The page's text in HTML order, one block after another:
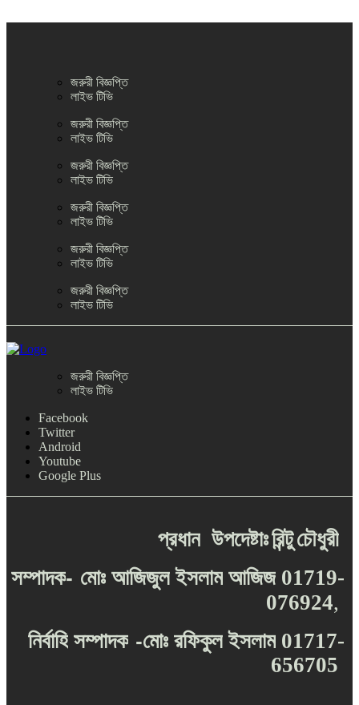
জরুরী বিজ্ঞপ্তি
লাইভ টিভি
জরুরী বিজ্ঞপ্তি
লাইভ টিভি
জরুরী বিজ্ঞপ্তি
লাইভ টিভি
জরুরী বিজ্ঞপ্তি
লাইভ টিভি
জরুরী বিজ্ঞপ্তি
লাইভ টিভি
জরুরী বিজ্ঞপ্তি
লাইভ টিভি
জরুরী বিজ্ঞপ্তি
লাইভ টিভি
Facebook
Twitter
Android
Youtube
Google Plus
প্রধান উপদেষ্টাঃরিন্টুচৌধুরী
সম্পাদক- মোঃ আজিজুল ইসলাম আজিজ 01719-
076924,
নির্বাহি সম্পাদক -মোঃ রফিকুল ইসলাম 01717-
656705